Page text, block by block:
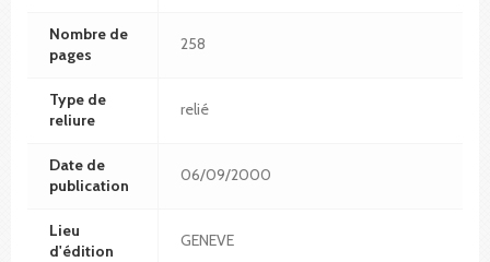
Nombre de
pages
258
Type de
reliure
relié
Date de
publication
06/09/2000
Lieu
d'édition
GENEVE